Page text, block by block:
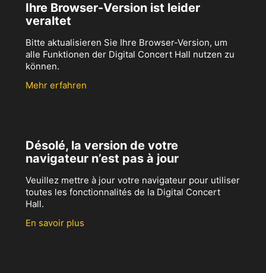
Ihre Browser-Version ist leider
veraltet
Bitte aktualisieren Sie Ihre Browser-Version, um
alle Funktionen der Digital Concert Hall nutzen zu
können.
Mehr erfahren
Désolé, la version de votre
navigateur n’est pas à jour
Veuillez mettre à jour votre navigateur pour utiliser
toutes les fonctionnalités de la Digital Concert
Hall.
En savoir plus